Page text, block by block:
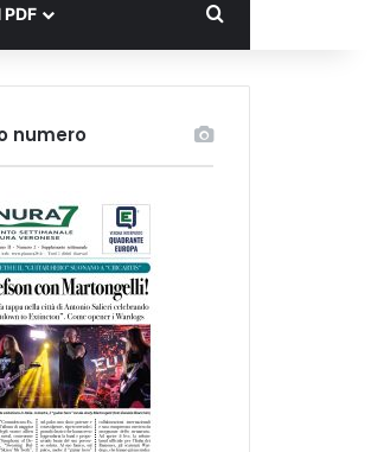
PDF Cerca
numero